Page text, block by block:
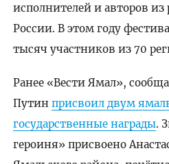
исполнителей и авторов из
России. В этом году
тысяч участников из 70
Ранее «Вести Ямал»,
Путин присвоил двум
государственные награды.
героиня» присвоено